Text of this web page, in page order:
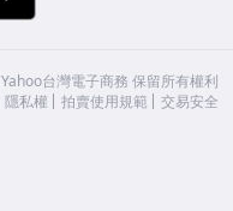
Yahoo台灣電子商務 保留所有權利
隱私權 拍賣使用規範 交易安全